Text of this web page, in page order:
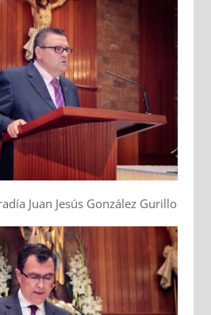
Juan Jesús González Gurillo